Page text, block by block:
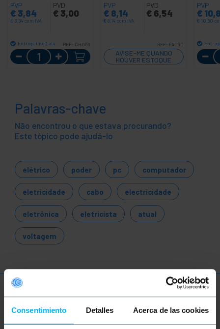
Consentimiento Detalles Acerca de las cookies
PVP
€ 3,84
€ 3,84 com IVA
PVD
€3,00
Entrega imediata REF: CH059
Quantidade
PVP
€ 8,14
€ 8,14 com IVA
PVD
€6,54
REF: FA090
AVISE-ME QUANDO
HOUVER ESTOQUE
PVP
€
€ 10,80
Palavras-chave
Não encontrou o que estava procurando?
Este tópico pode ajudá-lo
elétrico poder pc computador
eletricidade cabo electricidade
eletrônica eletricista atual
voltagem
Mais informações